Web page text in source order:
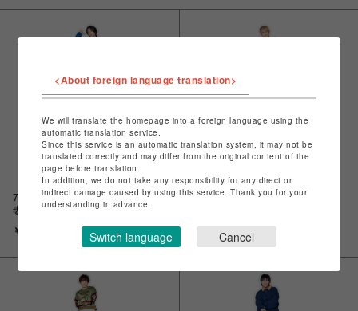
7ORDER | アクリルスタンド(長
妻怜央)
￥1,650
7ORDER | アクリルスタンド(萩
￥1,650
<About foreign language translation>
We will translate the homepage into a foreign language using the
automatic translation service.
Since this service is an automatic translation system, it may not be
translated correctly and may differ from the original content of the
page before translation.
In addition, we do not take any responsibility for any direct or
indirect damage caused by using this service. Thank you for your
understanding in advance.
Switch language Cancel